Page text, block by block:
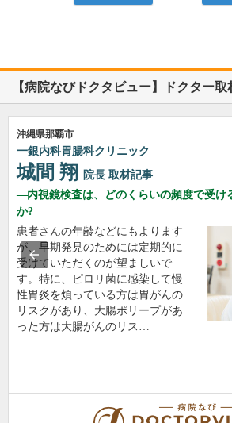
【病院なびドクタビュー】ドクター取
沖縄県那覇市
一銀内科胃腸科クリニック
城間 翔 院長 取材記事
内視鏡検査は、どのくらいの頻度で受け
か?
患者さんの年齢などにもよります
が、早期発見のためには定期的に
受けていただくのが望ましいで
す。特に、ピロリ菌に感染して慢
性胃炎を煩っている方は胃がんの
リスクがあり、大腸ポリープがあ
った方は大腸がんのリス…